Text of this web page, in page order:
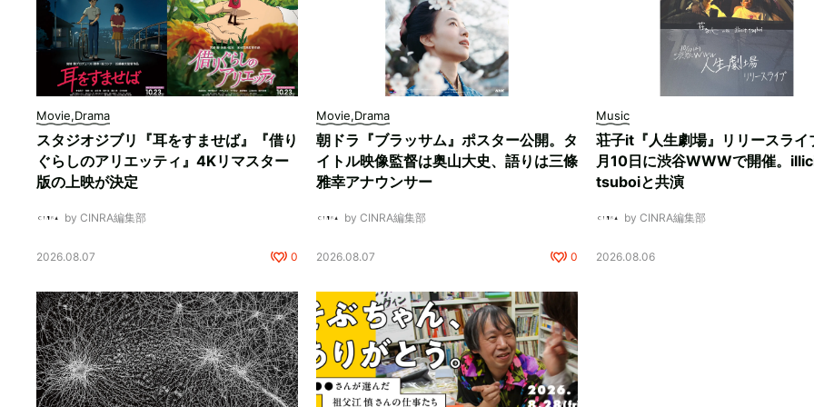
Movie,Drama
スタジオジブリ『耳をすませば』『借り
ぐらしのアリエッティ』4Kリマスター
版の上映が決定
by CINRA編集部
2026.08.07 0
Movie,Drama
朝ドラ『ブラッサム』ポスター公開。タ
イトル映像監督は奥山大史、語りは三條
雅幸アナウンサー
by CINRA編集部
2026.08.07 0
Music
荘子it『人生劇場』リリースライ
月10日に渋谷WWWで開催。
tsuboiと共演
by CINRA編集部
2026.08.06